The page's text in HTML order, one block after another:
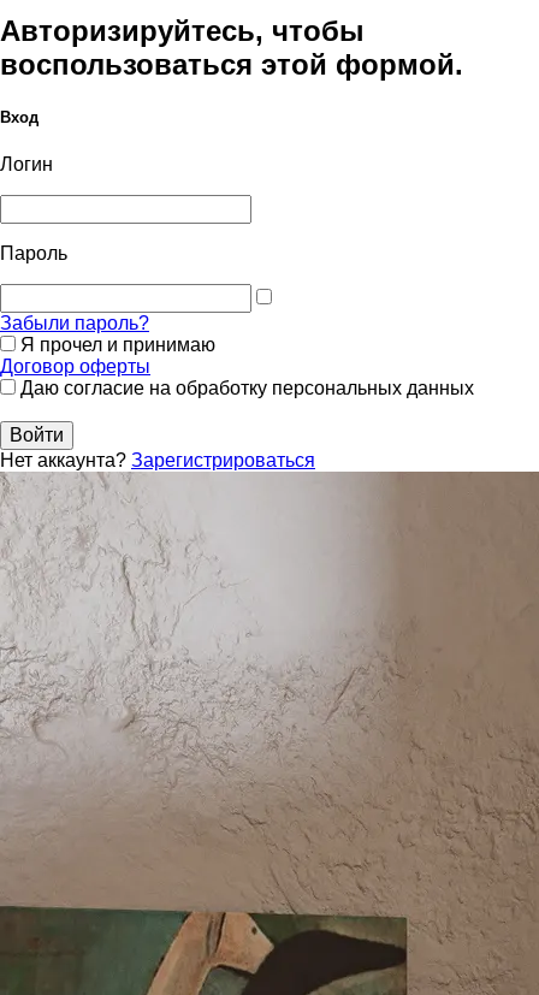
Авторизируйтесь, чтобы
воспользоваться этой формой.
Вход
Логин
Пароль
Забыли пароль?
Я прочел и принимаю
Договор оферты
Даю согласие на обработку персональных данных
Войти
Нет аккаунта? Зарегистрироваться